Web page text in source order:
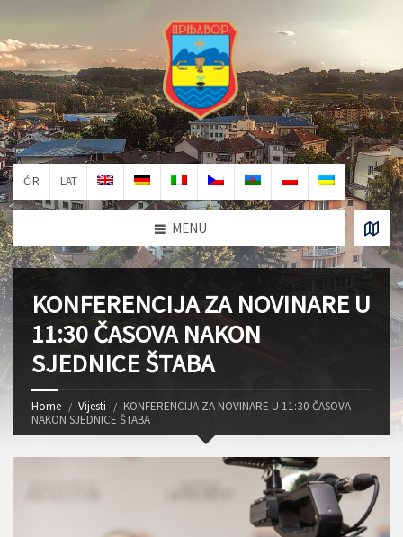
ĆIR LAT
MENU
KONFERENCIJA ZA NOVINARE U
11:30 ČASOVA NAKON
SJEDNICE ŠTABA
Home Vijesti
KONFERENCIJA ZA NOVINARE U 11:30 ČASOVA
NAKON SJEDNICE ŠTABA